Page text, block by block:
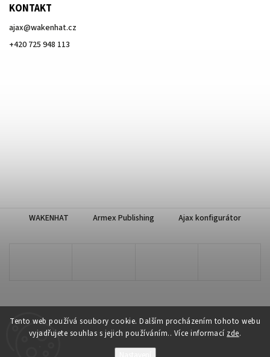
Tento web používá soubory cookie. Dalším procházením tohoto webu
vyjadřujete souhlas s jejich používáním.. Více informací zde.
KONTAKT
ajax@wakenhat.cz
+420 725 948 113
WAKENHAT Armex Publishing Ajax konfigurátor
WAKENHAT e-shop. Všechna práva vyhrazena.